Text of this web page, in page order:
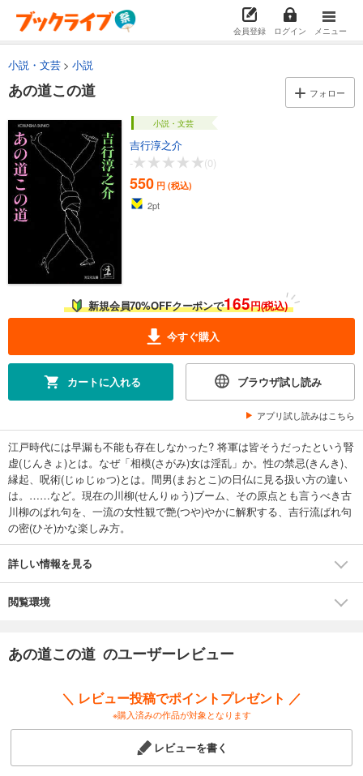
会員登録 ログイン メニュー
小説・文芸 小説
あの道この道 フォロー
小説・文芸
吉行淳之介
-
(0)
550 円 (税込)
2pt
新規会員70%OFFクーポンで165円(税込)
今すぐ購入
カートに入れる ブラウザ試し読み
アプリ試し読みはこちら
江戸時代には早漏も不能も存在しなかった? 将軍は皆そうだったという腎
虚(じんきょ)とは。なぜ「相模(さがみ)女は淫乱」か。性の禁忌(きんき)、
縁起、呪術(じゅじゅつ)とは。間男(まおとこ)の日仏に見る扱い方の違い
は。……など。現在の川柳(せんりゅう)ブーム、その原点とも言うべき古
川柳のばれ句を、一流の女性観で艶(つや)やかに解釈する、吉行流ばれ句
の密(ひそ)かな楽しみ方。
詳しい情報を見る
閲覧環境
あの道この道 のユーザーレビュー
＼ レビュー投稿でポイントプレゼント ／
※購入済みの作品が対象となります
レビューを書く